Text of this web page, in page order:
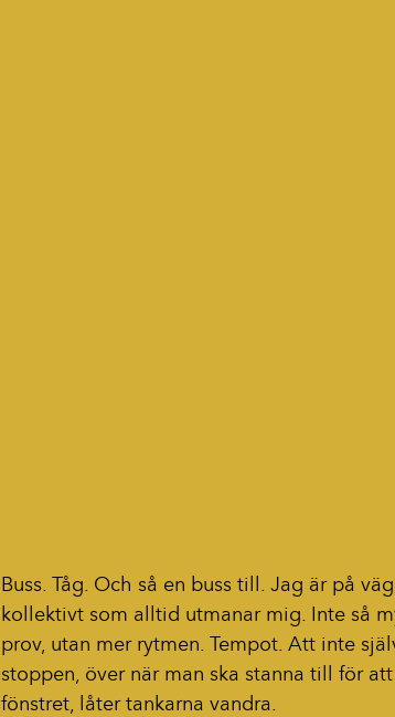
Buss. Tåg. Och så en buss till. Jag är på
kollektivt som alltid utmanar mig. Inte så
prov, utan mer rytmen. Tempot. Att inte
stoppen, över när man ska stanna till för
fönstret, låter tankarna vandra.